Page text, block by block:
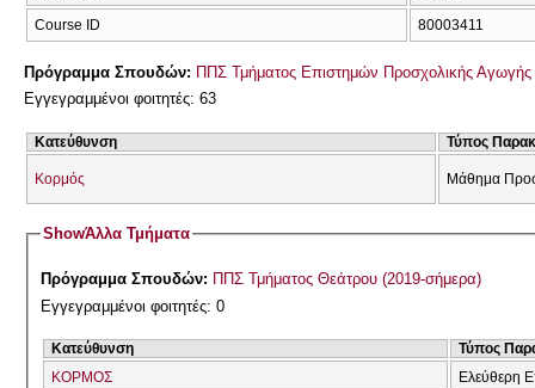
Course ID 80003411
Πρόγραμμα Σπουδών: ΠΠΣ Τμήματος Επιστημών Προσχολικής Αγωγής
Εγγεγραμμένοι φοιτητές: 63
Κατεύθυνση Τύπος
Κορμός Μάθημα
ShowΆλλα Τμήματα
Πρόγραμμα Σπουδών: ΠΠΣ Τμήματος Θεάτρου (2019-σήμερα)
Εγγεγραμμένοι φοιτητές: 0
Κατεύθυνση
Τύπος
ΚΟΡΜΟΣ
Ελεύθερη